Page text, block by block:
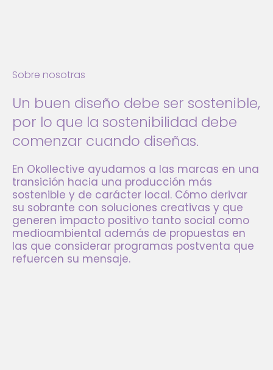
Sobre nosotras
Un buen diseño debe ser sostenible,
por lo que la sostenibilidad debe
comenzar cuando diseñas.
En Okollective ayudamos a las marcas en una
transición hacia una producción más
sostenible y de carácter local. Cómo derivar
su sobrante con soluciones creativas y que
generen impacto positivo tanto social como
medioambiental además de propuestas en
las que considerar programas postventa que
refuercen su mensaje.